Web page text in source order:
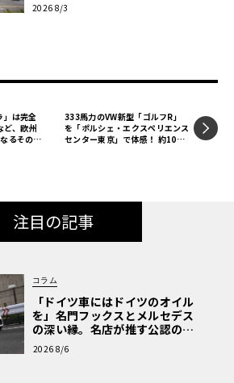
2026 8/3
」は完全
ど、欧州
るその内
333馬力のVW新型「ゴルフR」
を「ポルシェ・エクスペリエンス
センター東京」で体感！ 約100
注目の記事
コラム
「ドイツ車にはドイツのオイル
を」名門フックスとメルセデス
の深い縁。名店が推す公認の安
心と、Cクラスで味わうシルキー
な走り〈PR〉
2026 8/6